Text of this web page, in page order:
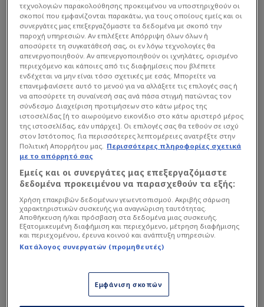
Πλέον, η «Ένωση» στρέφει την προσοχή της στη
φιέστα του τίτλου και στο τελευταίο παιχνίδι
των playoffs απέναντι στον Ολυμπιακό, με στόχο
να ολοκληρώσει τη σεζόν αήττητη στη
διαδικασία.
Κοντά σε Έλληνα
τερματοφύλακα ο
τεχνολογιών παρακολούθησης προκειμένου να υποστηριχθούν οι
σκοποί που εμφανίζονται παρακάτω, για τους οποίους εμείς και οι
συνεργάτες μας επεξεργαζόμαστε τα δεδομένα με σκοπό την
παροχή υπηρεσιών. Αν επιλέξετε Απόρριψη όλων όλων ή
αποσύρετε τη συγκατάθεσή σας, οι εν λόγω τεχνολογίες θα
απενεργοποιηθούν. Αν απενεργοποιηθούν οι ιχνηλάτες, ορισμένο
περιεχόμενο και κάποιες από τις διαφημίσεις που βλέπετε
ενδέχεται να μην είναι τόσο σχετικές με εσάς. Μπορείτε να
επανεμφανίσετε αυτό το μενού για να αλλάξετε τις επιλογές σας ή
να αποσύρετε τη συναίνεσή σας ανά πάσα στιγμή πατώντας τον
σύνδεσμο Διαχείριση προτιμήσεων στο κάτω μέρος της
ιστοσελίδας [ή το αιωρούμενο εικονίδιο στο κάτω αριστερό μέρος
της ιστοσελίδας, εάν υπάρχει]. Οι επιλογές σας θα τεθούν σε ισχύ
στον Ιστότοπος. Για περισσότερες λεπτομέρειες ανατρέξτε στην
Πολιτική Απορρήτου μας. Περισσότερες πληροφορίες σχετικά
με το απόρρητό σας
Εμείς και οι συνεργάτες μας επεξεργαζόμαστε
δεδομένα προκειμένου να παρασχεθούν τα εξής:
Χρήση επακριβών δεδομένων γεωεντοπισμού. Ακριβής σάρωση
χαρακτηριστικών συσκευής για αναγνώριση ταυτότητας.
Αποθήκευση ή/και πρόσβαση στα δεδομένα μιας συσκευής.
Εξατομικευμένη διαφήμιση και περιεχόμενο, μέτρηση διαφήμισης
και περιεχομένου, έρευνα κοινού και ανάπτυξη υπηρεσιών.
Κατάλογος συνεργατών (προμηθευτές)
Εμφάνιση σκοπών